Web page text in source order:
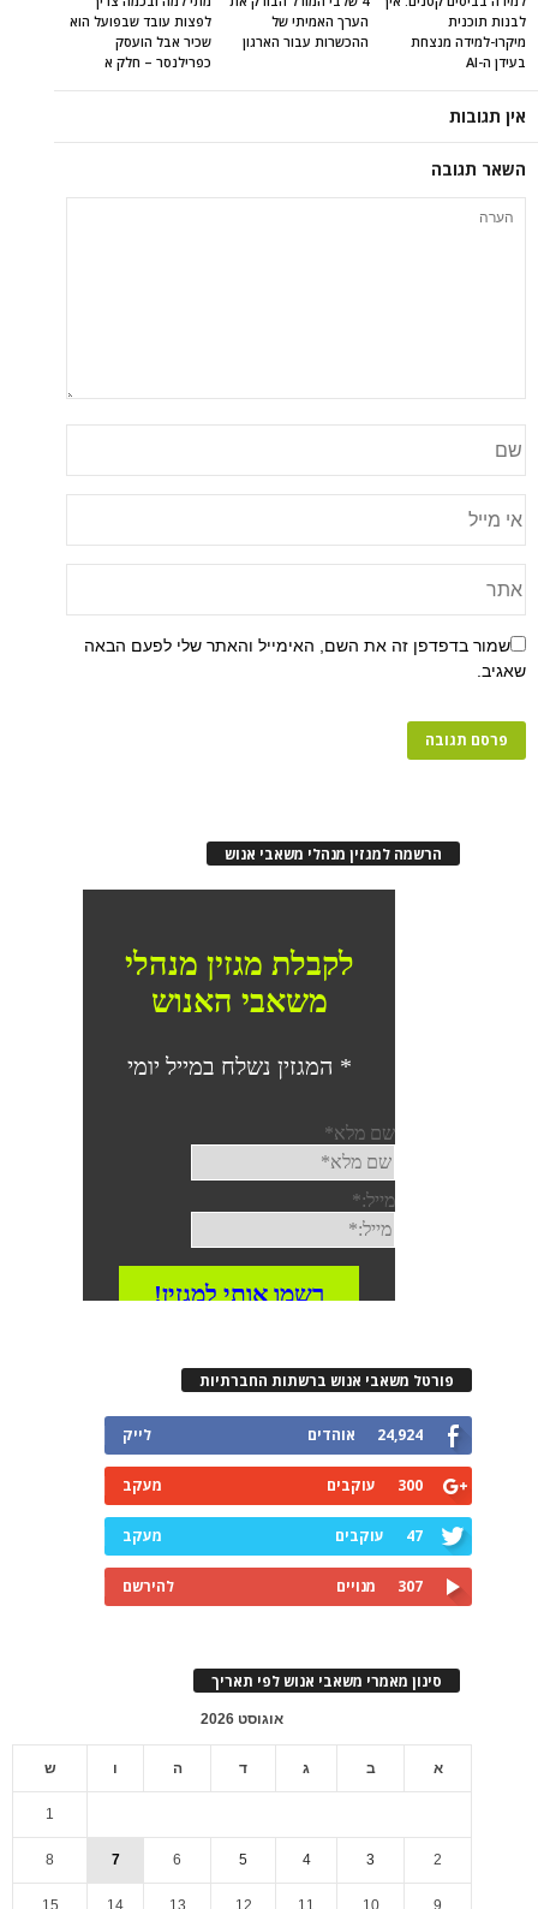
לפצות עובד שבפועל הוא
שכיר אבל הועסק
כפרילנסר – חלק א
הערך האמיתי של
ההכשרות עבור הארגון
לבנות תוכנית
מיקרו-למידה מנצחת
בעידן ה-AI
אין תגובות
השאר תגובה
שמור בדפדפן זה את השם, האימייל והאתר שלי לפעם הבאה
שאגיב.
הרשמה למגזין מנהלי משאבי אנוש
פורטל משאבי אנוש ברשתות החברתיות
24,924 אוהדים לייק
300 עוקבים מעקב
47 עוקבים מעקב
307 מנויים להירשם
סינון מאמרי משאבי אנוש לפי תאריך
אוגוסט 2026
א ב ג ד ה ו ש
1
2
3
4
5
6
7
8
9
10
11
12
13
14
15